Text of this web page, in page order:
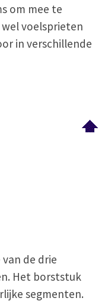
om mee te
voelsprieten
in verschillende
de drie
Het borststuk
segmenten.